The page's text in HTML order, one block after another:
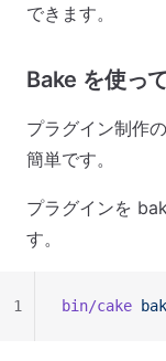
できます。
Bake を使っ
プラグイン制作
簡単です。
プラグインを
す。
bin/cake
1